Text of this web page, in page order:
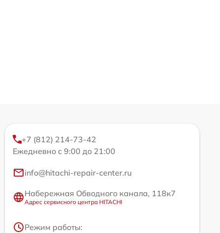
+7 (812) 214-73-42
Ежедневно с 9:00 до 21:00
info@hitachi-repair-center.ru
Набережная Обводного канала, 118к7
Адрес сервисного центра HITACHI
Режим работы: